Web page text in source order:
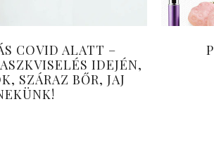
COVID ALATT –
IDEJÉN,
SZÁRAZ BŐR, JAJ